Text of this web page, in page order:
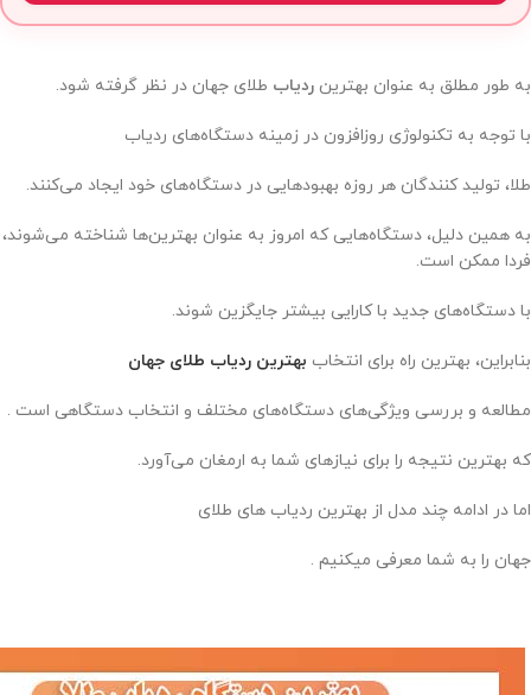
به طور مطلق به عنوان بهترین ردیاب طلای جهان در نظر گرفته شود.
با توجه به تکنولوژی روزافزون در زمینه دستگاه‌های ردیاب
طلا، تولید کنندگان هر روزه بهبودهایی در دستگاه‌های خود ایجاد می‌کنند.
به همین دلیل، دستگاه‌هایی که امروز به عنوان بهترین‌ها شناخته می‌شوند،
فردا ممکن است.
با دستگاه‌های جدید با کارایی بیشتر جایگزین شوند.
بنابراین، بهترین راه برای انتخاب بهترین ردیاب طلای جهان
مطالعه و بررسی ویژگی‌های دستگاه‌های مختلف و انتخاب دستگاهی است .
که بهترین نتیجه را برای نیازهای شما به ارمغان می‌آورد.
اما در ادامه چند مدل از بهترین ردیاب های طلای
جهان را به شما معرفی میکنیم .